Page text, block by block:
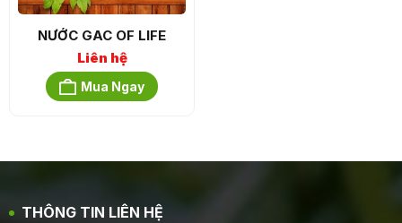
NƯỚC GAC OF LIFE
Liên hệ
Mua Ngay
THÔNG TIN LIÊN HỆ